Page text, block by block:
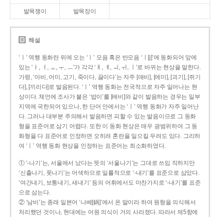
발목쟁이 발목장이
해설
‘ㅣ’ 역행 동화란 뒤에 오는 ‘ㅣ’ 모음 혹은 반모음 ‘ㅣ[j]’에 동화되어 앞에
있는 ‘ㅏ, ㅓ, ㅗ, ㅜ, ㅡ’가 각각 ‘ㅐ, ㅔ, ㅚ, ㅟ, ㅣ’로 바뀌는 현상을 말한다.
가령, ‘아비, 어미, 고기, 죽이다, 끓이다’는 자주 [애비], [에미], [괴기], [쥐기
다], [끼리다]로 발음된다. ‘ㅣ’ 역행 동화는 전국적으로 자주 일어나는 현
상이다. 체언에 조사가 붙은 ‘밥이’를 [배비]와 같이 발음하는 경우는 일부
지역에 국한되어 있으나, 한 단어 안에서는 ‘ㅣ’ 역행 동화가 자주 일어난
다. 그러나 대부분 주의해서 발음하면 피할 수 있는 발음이므로 그 동화
형을 표준어로 삼기 어렵다. 또한 이 동화 현상은 매우 광범위하여 그 동
화형을 다 표준어로 인정하면 오히려 혼란을 일으킬 우려도 있다. 그리하
여 ‘ㅣ’ 역행 동화 현상을 인정하는 표준어는 최소화하였다.
① ‘-나기’는, 서울에서 났다는 뜻의 ‘서울나기’는 그대로 쓰임 직하지만
‘신출나기, 풋나기’는 어색하므로 일률적으로 ‘-내기’를 표준으로 삼았다.
‘여간내기, 보통내기, 새내기’ 등의 어휘에서도 마찬가지로 ‘-내기’를 표준
으로 삼는다.
② ‘남비’는 종래 일본어 ‘나베[鍋]’에서 온 말이라 하여 원형을 의식해서
처리했던 것이나, 현대에는 어원 의식이 거의 사라졌다. 따라서 제5항에